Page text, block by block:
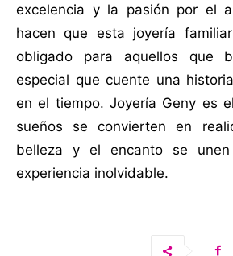
excelencia y la pasión por el
hacen que esta joyería
obligado para aquellos que
especial que cuente una
en el tiempo. Joyería Geny es
sueños se convierten en
belleza y el encanto se
experiencia inolvidable.